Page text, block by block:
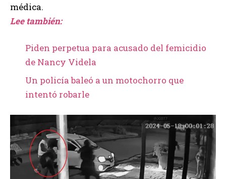
médica.
Lee también:
Piden perpetua para acusado del femicidio
de Nancy Videla
Un policía baleó a un motochorro que
intentó robarle